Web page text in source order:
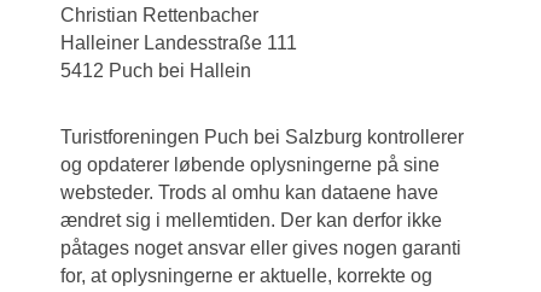
Christian Rettenbacher
Halleiner Landesstraße 111
5412 Puch bei Hallein
Turistforeningen Puch bei Salzburg kontrollerer
og opdaterer løbende oplysningerne på sine
websteder. Trods al omhu kan dataene have
ændret sig i mellemtiden. Der kan derfor ikke
påtages noget ansvar eller gives nogen garanti
for, at oplysningerne er aktuelle, korrekte og